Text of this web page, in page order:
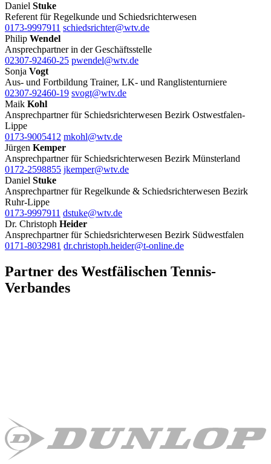
Daniel Stuke
Referent für Regelkunde und Schiedsrichterwesen
0173-9997911 schiedsrichter@wtv.de
Philip Wendel
Ansprechpartner in der Geschäftsstelle
02307-92460-25 pwendel@wtv.de
Sonja Vogt
Aus- und Fortbildung Trainer, LK- und Ranglistenturniere
02307-92460-19 svogt@wtv.de
Maik Kohl
Ansprechpartner für Schiedsrichterwesen Bezirk Ostwestfalen-
Lippe
0173-9005412 mkohl@wtv.de
Jürgen Kemper
Ansprechpartner für Schiedsrichterwesen Bezirk Münsterland
0172-2598855 jkemper@wtv.de
Daniel Stuke
Ansprechpartner für Regelkunde & Schiedsrichterwesen Bezirk
Ruhr-Lippe
0173-9997911 dstuke@wtv.de
Dr. Christoph Heider
Ansprechpartner für Schiedsrichterwesen Bezirk Südwestfalen
0171-8032981 dr.christoph.heider@t-online.de
Partner des Westfälischen Tennis-
Verbandes